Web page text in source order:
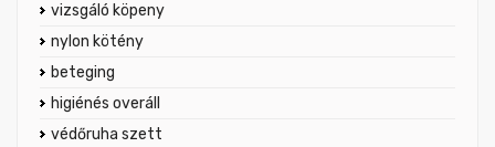
vizsgáló köpeny
nylon kötény
beteging
higiénés overáll
védőruha szett